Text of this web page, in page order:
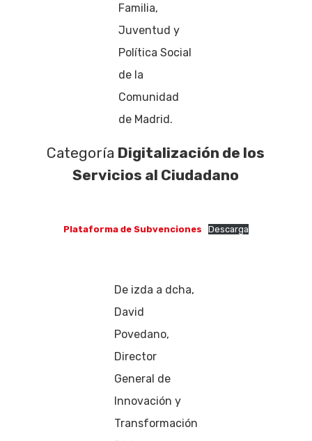
Familia,
Juventud y
Política Social
de la
Comunidad
de Madrid.
Categoría Digitalización de los
Servicios al Ciudadano
Plataforma de Subvenciones Descarga
De izda a dcha,
David
Povedano,
Director
General de
Innovación y
Transformación